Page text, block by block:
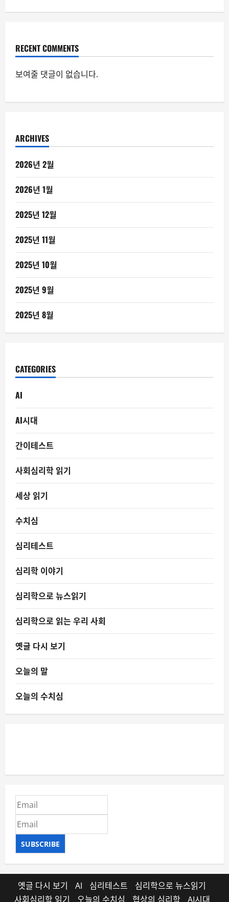
RECENT COMMENTS
보여줄 댓글이 없습니다.
ARCHIVES
2026년 2월
2026년 1월
2025년 12월
2025년 11월
2025년 10월
2025년 9월
2025년 8월
CATEGORIES
AI
AI시대
간이테스트
사회심리학 읽기
세상 읽기
수치심
심리테스트
심리학 이야기
심리학으로 뉴스읽기
심리학으로 읽는 우리 사회
옛글 다시 보기
오늘의 말
오늘의 수치심
SUBSCRIBE
옛글 다시 보기 AI 심리테스트
심리학으로 뉴스읽기
사회심리학 읽기
오늘의 수치심 협상의 심리학 AI시대